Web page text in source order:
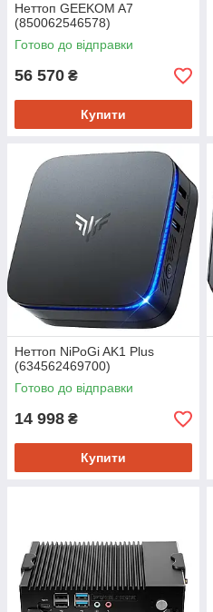
Неттоп GEEKOM A7
(850062546578)
Готово до відправки
56 570 ₴
Купити
Неттоп NiPoGi AK1 Plus
(634562469700)
Готово до відправки
14 998 ₴
Купити